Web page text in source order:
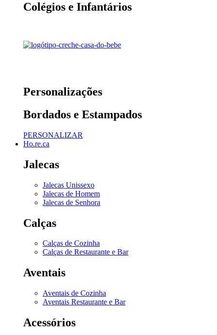
Colégios e Infantários
Personalizações
Bordados e Estampados
PERSONALIZAR
Ho.re.ca
Jalecas
Jalecas Unissexo
Jalecas de Homem
Jalecas de Senhora
Calças
Calças de Cozinha
Calças de Restaurante e Bar
Aventais
Aventais de Cozinha
Aventais Restaurante e Bar
Acessórios